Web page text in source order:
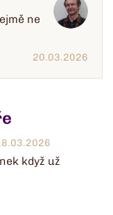
ne
20.03.2026
když už